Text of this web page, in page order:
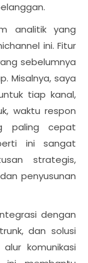
analitik yang
ini. Fitur
sebelumnya
Misalnya, saya
tiap kanal,
waktu respon
paling cepat
ini sangat
strategis,
penyusunan
dengan
dan solusi
komunikasi